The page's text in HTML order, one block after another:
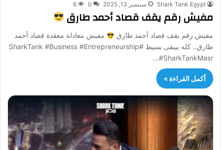
Shark Tank Egypt سبتمبر 13, 2025 0
6
مفيش رقم يقف قصاد أحمد طارق
مفيش رقم يقف قصاد أحمد طارق
مفيش معادلة معقدة قصاد أحمد
طارق.. كله بيبقى بسيط #SharkTank #Business #Entrepreneurship
#SharkTankMasr…
أكمل القراءة »